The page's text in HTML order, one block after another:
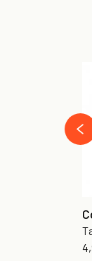
prev